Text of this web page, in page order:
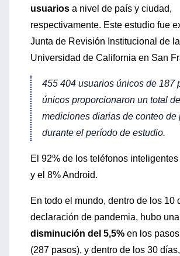
usuarios a nivel de país y ciudad,
respectivamente. Este estudio fue
Junta de Revisión Institucional de la
Universidad de California en San
455 404 usuarios únicos de 187
únicos proporcionaron un total
mediciones diarias de conteo de
durante el período de estudio.
El 92% de los teléfonos
y el 8% Android.
En todo el mundo, dentro de los 10
declaración de pandemia, hubo una
disminución del 5,5% en los
(287 pasos), y dentro de los 30